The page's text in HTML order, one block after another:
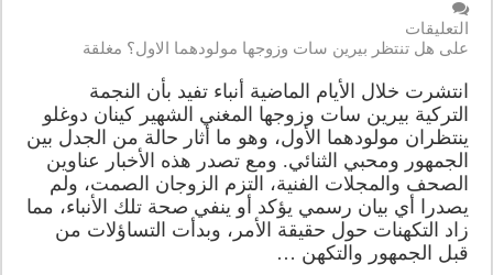
التعليقات
على هل تنتظر بيرين سات وزوجها مولودهما الاول؟ مغلقة
انتشرت خلال الأيام الماضية أنباء تفيد بأن النجمة
التركية بيرين سات وزوجها المغني الشهير كينان دوغلو
ينتظران مولودهما الأول، وهو ما أثار حالة من الجدل بين
الجمهور ومحبي الثنائي. ومع تصدر هذه الأخبار عناوين
الصحف والمجلات الفنية، التزم الزوجان الصمت، ولم
يصدرا أي بيان رسمي يؤكد أو ينفي صحة تلك الأنباء، مما
زاد التكهنات حول حقيقة الأمر، وبدأت التساؤلات من
قبل الجمهور والتكهن …